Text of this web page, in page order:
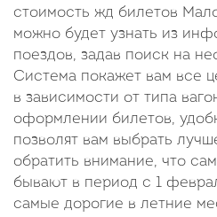
стоимость жд билетов
можно будет узнать из
поездов, задав поиск на
Система покажет вам все
в зависимости от типа
оформлении билетов,
позволят вам выбрать
обратить внимание, что
бывают в период с 1
самые дорогие в летние